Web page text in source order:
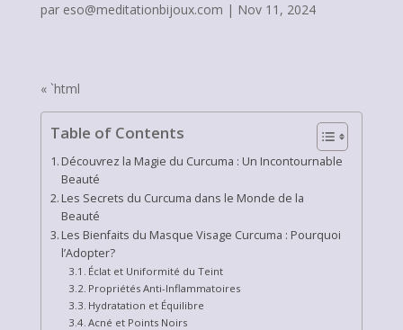
par eso@meditationbijoux.com | Nov 11, 2024
« `html
Table of Contents
Découvrez la Magie du Curcuma : Un Incontournable
Beauté
Les Secrets du Curcuma dans le Monde de la
Beauté
Les Bienfaits du Masque Visage Curcuma : Pourquoi
l’Adopter?
Éclat et Uniformité du Teint
Propriétés Anti-Inflammatoires
Hydratation et Équilibre
Acné et Points Noirs